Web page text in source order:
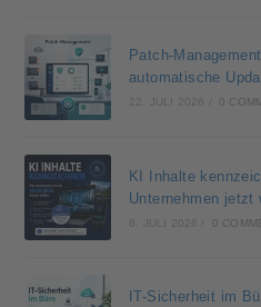
Patch-
automatische
22. JULI 2026 0
KI Inhalte
Unternehmen jetzt
6. JULI 2026 0
IT-Sicherheit im